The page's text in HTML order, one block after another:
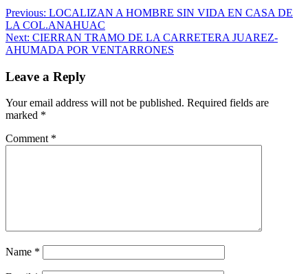
Previous: LOCALIZAN A HOMBRE SIN VIDA EN CASA DE
LA COL.ANAHUAC
Next: CIERRAN TRAMO DE LA CARRETERA JUAREZ-
AHUMADA POR VENTARRONES
Leave a Reply
Your email address will not be published. Required fields are
marked *
Comment *
Name *